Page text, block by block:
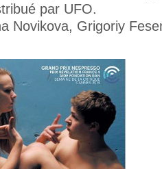
par UFO.
Novikova, Grigoriy